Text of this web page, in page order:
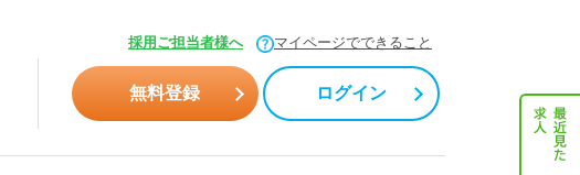
採用ご担当者様へ マイページでできること
無料登録 ログイン